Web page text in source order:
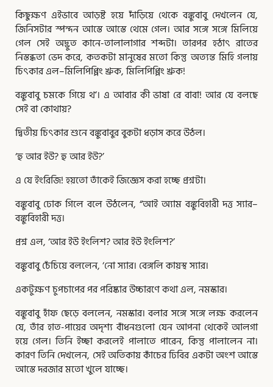
কিছুক্ষণ এইভাবে আড়ষ্ট হয়ে দাঁড়িয়ে থেকে বঙ্কুবাবু দেখলেন যে,
জিনিসটার স্পন্দন আস্তে আস্তে থেমে গেল। আর সঙ্গে সঙ্গে মিলিয়ে
গেল সেই অদ্ভুত কানে-তালালাগার শব্দটা। তারপর হঠাৎ রাতের
নিস্তব্ধতা ভেদ করে, কতকটা মানুষের মতো কিন্তু অত্যন্ত মিহি গলায়
চিৎকার এল–মিলিপিপ্পিং খ্রুক, মিলিপিপ্পিং খ্রুক!
বঙ্কুবাবু চমকে গিয়ে থ’। এ আবার কী ভাষা রে বাবা! আর যে বলছে
সেই বা কোথায়?
দ্বিতীয় চিৎকার শুনে বঙ্কুবাবুর বুকটা ধড়াস করে উঠল।
‘হু আর ইউ? হু আর ইউ?’
এ যে ইংরিজি! হয়তো তাঁকেই জিজ্ঞেস করা হচ্ছে প্রশ্নটা।
বঙ্কুবাবু ঢোক গিলে বলে উঠলেন, “আই অ্যাম বঙ্কুবিহারী দত্ত স্যার–
বঙ্কুবিহারী দত্ত।
প্রশ্ন এল, ‘আর ইউ ইংলিশ? আর ইউ ইংলিশ?’
বঙ্কুবাবু চেঁচিয়ে বললেন, ‘নো স্যার। বেঙ্গলি কায়স্থ স্যার।
একটুক্ষণ চুপচাপের পর পরিষ্কার উচ্চারণে কথা এল, নমস্কার।
বঙ্কুবাবু হাঁফ ছেড়ে বললেন, নমস্কার। বলার সঙ্গে সঙ্গে লক্ষ করলেন
যে, তাঁর হাত-পায়ের অদৃশ্য বাঁধনগুলো যেন আপনা থেকেই আলগা
হয়ে গেল। তিনি ইচ্ছা করলেই পালাতে পারেন, কিন্তু পালালেন না।
কারণ তিনি দেখলেন, সেই অতিকায় কাঁচের ঢিবির একটা অংশ আস্তে
আস্তে দরজার মতো খুলে যাচ্ছে।